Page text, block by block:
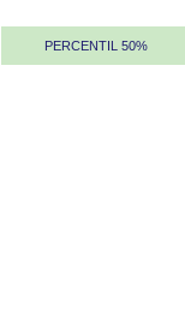
PERCENTIL 50%